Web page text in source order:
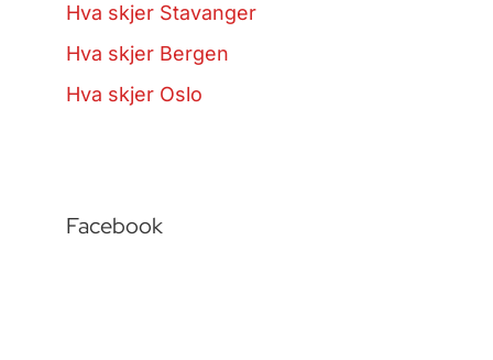
Hva skjer Stavanger
Hva skjer Bergen
Hva skjer Oslo
Facebook